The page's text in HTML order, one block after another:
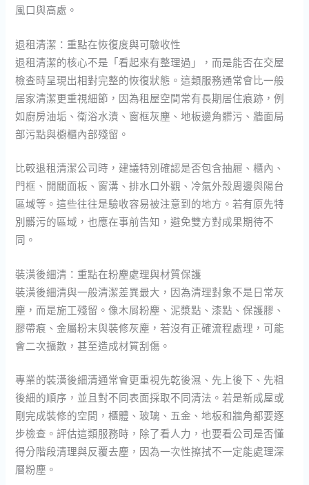
風口與高處。
退租清潔：重點在恢復度與可驗收性
退租清潔的核心不是「看起來有整理過」，而是能否在交屋
檢查時呈現出相對完整的恢復狀態。這類服務通常會比一般
居家清潔更重視細節，因為租屋空間常有長期居住痕跡，例
如廚房油垢、衛浴水漬、窗框灰塵、地板邊角髒污、牆面局
部污點與櫥櫃內部殘留。
比較退租清潔公司時，建議特別確認是否包含抽屜、櫃內、
門框、開關面板、窗溝、排水口外觀、冷氣外殼周邊與陽台
區域等。這些往往是驗收容易被注意到的地方。若有原先特
別髒污的區域，也應在事前告知，避免雙方對成果期待不
同。
裝潢後細清：重點在粉塵處理與材質保護
裝潢後細清與一般清潔差異最大，因為清理對象不是日常灰
塵，而是施工殘留。像木屑粉塵、泥漿點、漆點、保護膠、
膠帶痕、金屬粉末與裝修灰塵，若沒有正確流程處理，可能
會二次擴散，甚至造成材質刮傷。
專業的裝潢後細清通常會更重視先乾後濕、先上後下、先粗
後細的順序，並且對不同表面採取不同清法。若是新成屋或
剛完成裝修的空間，櫃體、玻璃、五金、地板和牆角都要逐
步檢查。評估這類服務時，除了看人力，也要看公司是否懂
得分階段清理與反覆去塵，因為一次性擦拭不一定能處理深
層粉塵。